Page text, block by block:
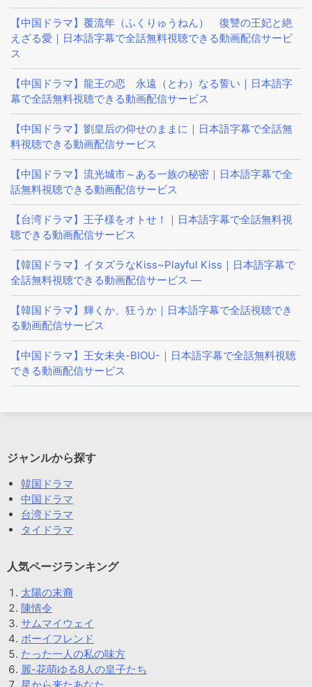
【中国ドラマ】覆流年（ふくりゅうねん） 復讐の王妃と絶
えざる愛｜日本語字幕で全話無料視聴できる動画配信サービ
ス
【中国ドラマ】龍王の恋 永遠（とわ）なる誓い｜日本語字
幕で全話無料視聴できる動画配信サービス
【中国ドラマ】劉皇后の仰せのままに｜日本語字幕で全話無
料視聴できる動画配信サービス
【中国ドラマ】流光城市～ある一族の秘密｜日本語字幕で全
話無料視聴できる動画配信サービス
【台湾ドラマ】王子様をオトせ！｜日本語字幕で全話無料視
聴できる動画配信サービス
【韓国ドラマ】イタズラなKiss~Playful Kiss｜日本語字幕で
全話無料視聴できる動画配信サービス —
【韓国ドラマ】輝くか、狂うか｜日本語字幕で全話視聴でき
る動画配信サービス
【中国ドラマ】王女未央-BIOU-｜日本語字幕で全話無料視聴
できる動画配信サービス
ジャンルから探す
韓国ドラマ
中国ドラマ
台湾ドラマ
タイドラマ
人気ページランキング
太陽の末裔
陳情令
サムマイウェイ
ボーイフレンド
たった一人の私の味方
麗-花萌ゆる8人の皇子たち
星から来たあなた